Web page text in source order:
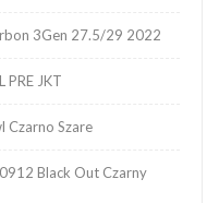
3Gen 27.5/29 2022
PRE JKT
Czarno Szare
Black Out Czarny